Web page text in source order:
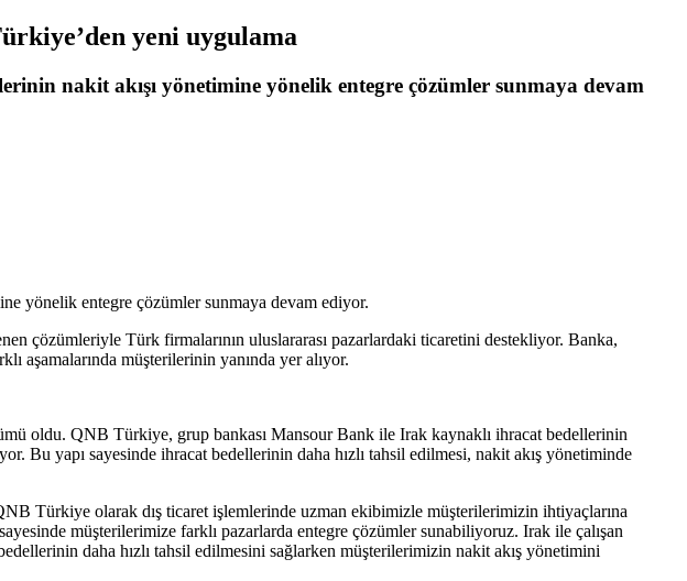
yeni uygulama
nakit akışı yönetimine yönelik entegre çözümler sunmaya devam
yönelik entegre çözümler sunmaya devam ediyor.
çözümleriyle Türk firmalarının uluslararası pazarlardaki ticaretini destekliyor. Banka,
aşamalarında müşterilerinin yanında yer alıyor.
oldu. QNB Türkiye, grup bankası Mansour Bank ile Irak kaynaklı ihracat bedellerinin
Bu yapı sayesinde ihracat bedellerinin daha hızlı tahsil edilmesi, nakit akış yönetiminde
Türkiye olarak dış ticaret işlemlerinde uzman ekibimizle müşterilerimizin ihtiyaçlarına
müşterilerimize farklı pazarlarda entegre çözümler sunabiliyoruz. Irak ile çalışan
daha hızlı tahsil edilmesini sağlarken müşterilerimizin nakit akış yönetimini